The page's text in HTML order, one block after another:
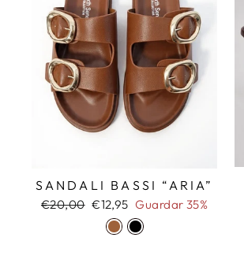
SANDALI BASSI “ARIA”
Precio
€20,00 Precio
oferta
€12,95 Guardar 35%